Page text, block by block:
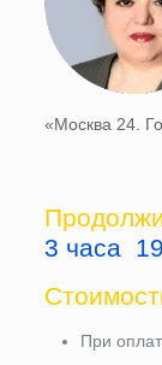
«Москва 24.
3 часа
При